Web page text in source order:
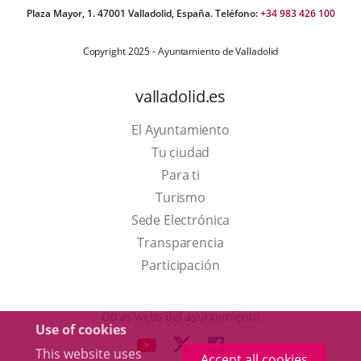
Use of cookies
This website uses
Plaza Mayor, 1. 47001 Valladolid, España. Teléfono:+34 983 426 100
Copyright 2025 - Ayuntamiento de Valladolid
valladolid.es
El Ayuntamiento
Tu ciudad
Para ti
TurismoThis
link
will
open
a
up
Sede Electrónica
Transparencia
Participación
Otras webs del ayuntamiento
LINK LINKLINK